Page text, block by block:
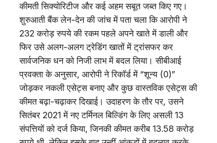
कीमती सिक्योरिटीज और कई अहम सबूत जब्त किए गए।
शुरुआती बैंक लेन-देन की जांच में पता चला कि आरोपी ने
232 करोड़ रुपये की रकम पहले अपने खाते में डाली और
फिर उसे अलग-अलग ट्रेडिंग खातों में ट्रांसफर कर
सार्वजनिक धन को निजी लाभ में बदल लिया। सीबीआई
प्रवक्ता के अनुसार, आरोपी ने रिकॉर्ड में “शून्य (0)”
जोड़कर नकली एसेट्स बनाए और कुछ वास्तविक एसेट्स की
कीमत बढ़ा-चढ़ाकर दिखाई। उदाहरण के तौर पर, उसने
सितंबर 2021 में नए टर्मिनल बिल्डिंग के लिए असली 13
संपत्तियों को दर्ज किया, जिनकी कीमत करीब 13.58 करोड़